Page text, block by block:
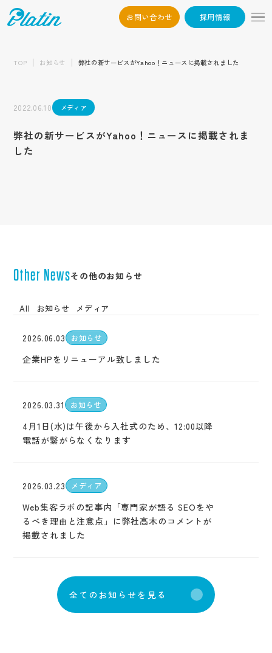
お問い合わせ 採用情報
9794
（平日10:00~19:00）
アクセス
制作実績
採用サイト
サービス・ブランド・集客サイト
企業動画
採用系サービス
採用動画制作
採用パンフレット制作
企業・営業系サービス
YouTube動画制作
企業動画制作
企業パンフレット制作
お役立ち情報
採用情報
プライバシーポリシー
TOP お知らせ 弊社の新サービスがYahoo！ニュースに掲載されました
2022.06.10 メディア
弊社の新サービスがYahoo！ニュースに掲載されま
した
Other Newsその他のお知らせ
All お知らせ メディア
全 て の お知 ら せ を 見 る
2026.06.03 お知らせ
企業HPをリニューアル致しました
2026.03.31 お知らせ
4月1日(水)は午後から入社式のため、12:00以降
電話が繋がらなくなります
2026.03.23 メディア
Web集客ラボの記事内「専門家が語る SEOをや
るべき理由と注意点」に弊社高木のコメントが
掲載されました